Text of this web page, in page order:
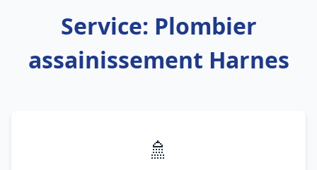
Service: Plombier
assainissement Harnes
🚿